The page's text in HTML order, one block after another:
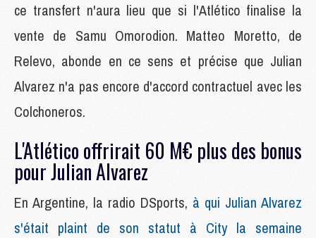
ce transfert n'aura lieu que si l'Atlético finalise la
vente de Samu Omorodion. Matteo Moretto, de
Relevo, abonde en ce sens et précise que Julian
Alvarez n'a pas encore d'accord contractuel avec les
Colchoneros.
L'Atlético offrirait 60 M€ plus des bonus
pour Julian Alvarez
En Argentine, la radio DSports, à qui Julian Alvarez
s'était plaint de son statut à City la semaine